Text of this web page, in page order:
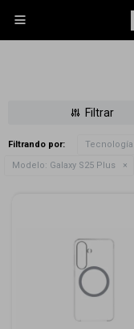

Filtrando por: Tecnología
Modelo: Galaxy S25 Plus